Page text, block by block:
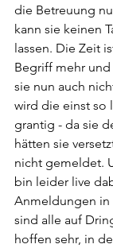
die Betreuung
kann sie keinen
lassen. Die Zeit
Begriff mehr
sie nun auch
wird die einst so
grantig - da sie
hätten sie
nicht gemeldet.
bin leider live
Anmeldungen
sind alle auf
hoffen sehr, in